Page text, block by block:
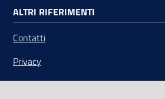
ALTRI RIFERIMENTI
Contatti
Privacy
Note legali